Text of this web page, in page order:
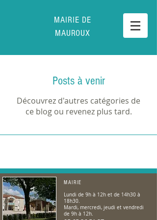
MAIRIE DE
MAUROUX
Posts à venir
Découvrez d'autres catégories de
ce blog ou revenez plus tard.
MAIRIE
Lundi de 9h à 12h et de 14h30 à
18h30.
Mardi, mercredi, jeudi et vendredi
de 9h à 12h.